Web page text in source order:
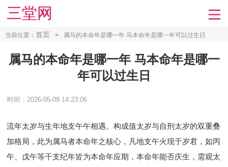
三堂网
当前位置： 首页 > 属马的本命年是哪一年 马本命年是哪一年可以过生日
属马的本命年是哪一年 马本命年是哪一
年可以过生日
时间：2026-05-09 14:23:06
流年太岁与生年地支午午相遇。构成值太岁与自刑太岁的双重叠
加格局，此为属马者本命年之核心，凡地支午火现于岁君，如丙
午、戊午等干支纪年皆为本命年应期，本命年能否庆生，需观太